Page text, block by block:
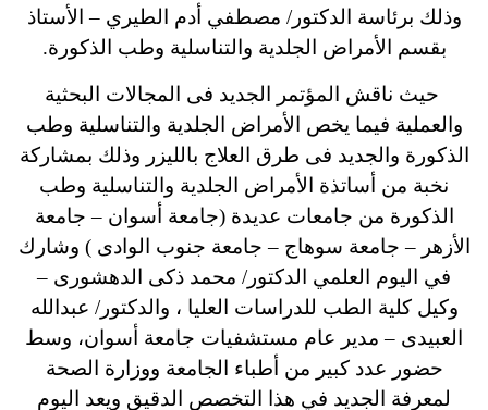
وذلك برئاسة الدكتور/ مصطفي أدم الطيري – الأستاذ
بقسم الأمراض الجلدية والتناسلية وطب الذكورة.
حيث ناقش المؤتمر الجديد فى المجالات البحثية
والعملية فيما يخص الأمراض الجلدية والتناسلية وطب
الذكورة والجديد فى طرق العلاج بالليزر وذلك بمشاركة
نخبة من أساتذة الأمراض الجلدية والتناسلية وطب
الذكورة من جامعات عديدة (جامعة أسوان – جامعة
الأزهر – جامعة سوهاج – جامعة جنوب الوادى ) وشارك
في اليوم العلمي الدكتور/ محمد ذكى الدهشورى –
وكيل كلية الطب للدراسات العليا ، والدكتور/ عبدالله
العبيدى – مدير عام مستشفيات جامعة أسوان، وسط
حضور عدد كبير من أطباء الجامعة ووزارة الصحة
لمعرفة الجديد في هذا التخصص الدقيق ويعد اليوم